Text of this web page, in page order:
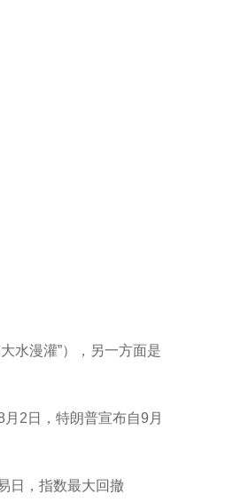
水漫灌”），另一方面是
2日，特朗普宣布自9月
日，指数最大回撤